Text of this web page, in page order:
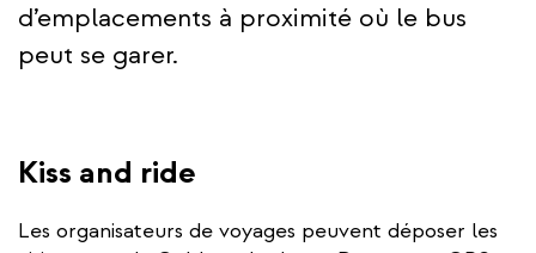
d’emplacements à proximité où le bus
peut se garer.
Kiss and ride
Les organisateurs de voyages peuvent déposer les